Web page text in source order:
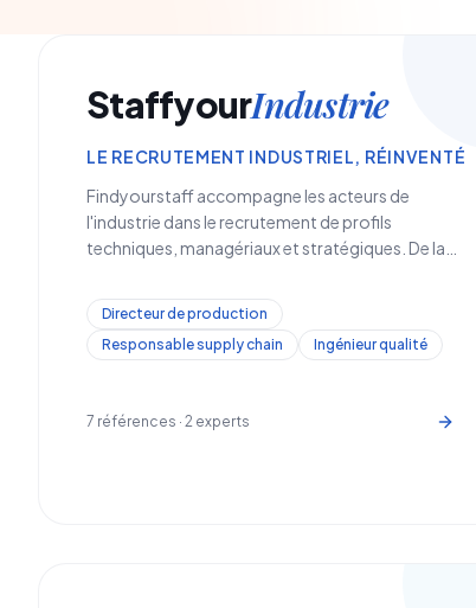
StaffyourIndustrie
LE RECRUTEMENT INDUSTRIEL, RÉINVENTÉ
Findyourstaff accompagne les acteurs de
l'industrie dans le recrutement de profils
techniques, managériaux et stratégiques. De la
en passant par la <strong>R&D et la
maintenance</strong>, nous identifions les
talents qui font avancer vos projets industriels.
Directeur de production
Responsable supply chain
Ingénieur qualité
7 références · 2 experts